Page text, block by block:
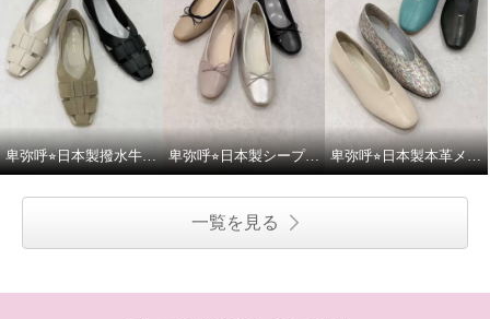
卑弥呼⭐︎日本製撥水牛革グルカパンプスをご紹介いたします。 卑弥呼⭐︎日本製シープレザー4cmヒールバレエパンプスをご紹介いたします。 卑弥呼⭐︎日本製本革メタルポイントフラットパンプスをご紹介いたします。
一覧を見る